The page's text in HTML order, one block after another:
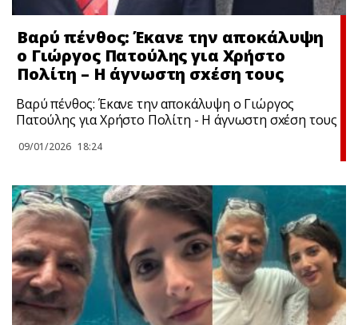
Βαρύ πένθος: Έκανε την αποκάλυψη
ο Γιώργος Πατούλης για Χρήστο
Πολίτη – Η άγνωστη σxέση τους
Βαρύ πένθος: Έκανε την αποκάλυψη ο Γιώργος
Πατούλης για Χρήστο Πολίτη - Η άγνωστη σxέση τους
09/01/2026 18:24